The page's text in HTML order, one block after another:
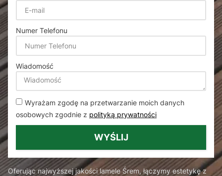
Numer Telefonu
Wiadomość
Wyrażam zgodę na przetwarzanie moich danych
osobowych zgodnie z polityką prywatności
WYŚLIJ
Oferując najwyższej jakości lamele Śrem, łączymy estetykę z